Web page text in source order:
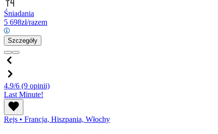
Śniadania
5 698zł/razem
Szczegóły
4.9/6 (9 opinii)
Last Minute!
Rejs • Francja, Hiszpania, Włochy